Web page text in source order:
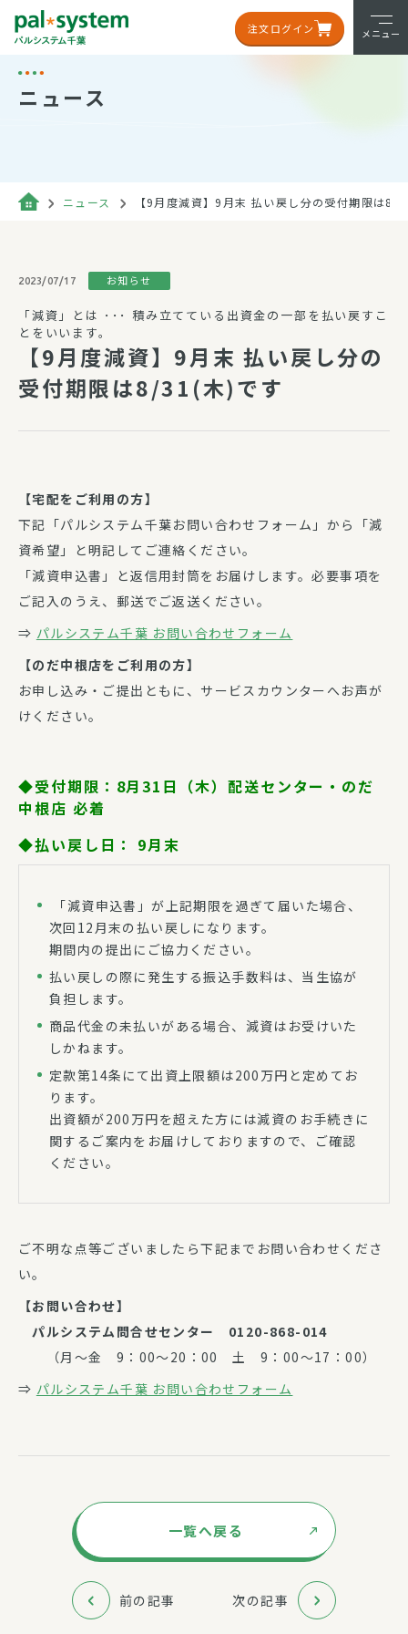
注文ログイン メニュー
ニュース
ニュース 【9月度減資】9月末 払い戻し分の受付期限は8/
2023/07/17 お知らせ
「減資」とは ･･･ 積み立てている出資金の一部を払い戻すこ
とをいいます。
【9月度減資】9月末 払い戻し分の
受付期限は8/31(木)です
【宅配をご利用の方】
下記「パルシステム千葉お問い合わせフォーム」から「減
資希望」と明記してご連絡ください。
「減資申込書」と返信用封筒をお届けします。必要事項を
ご記入のうえ、郵送でご返送ください。
⇒ パルシステム千葉 お問い合わせフォーム
【のだ中根店をご利用の方】
お申し込み・ご提出ともに、サービスカウンターへお声が
けください。
◆受付期限：8月31日（木）配送センター・のだ
中根店 必着
◆払い戻し日：
9月末
「減資申込書」が上記期限を過ぎて届いた場合、
次回12月末の払い戻しになります。
期間内の提出にご協力ください。
払い戻しの際に発生する振込手数料は、当生協が
負担します。
商品代金の未払いがある場合、減資はお受けいた
しかねます。
定款第14条にて出資上限額は200万円と定めてお
ります。
出資額が200万円を超えた方には減資のお手続きに
関するご案内をお届けしておりますので、ご確認
ください。
ご不明な点等ございましたら下記までお問い合わせくださ
い。
【お問い合わせ】
パルシステム問合せセンター 0120-868-014
（月～金 9：00～20：00 土 9：00～17：00）
⇒ パルシステム千葉 お問い合わせフォーム
一覧へ戻る
前の記事 次の記事